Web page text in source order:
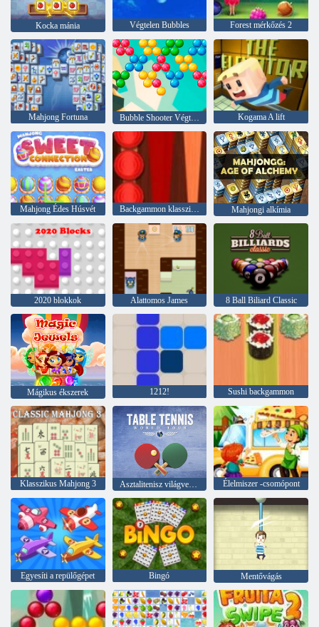
Kocka mánia Végtelen Bubbles Forest mérkőzés 2
Mahjong Fortuna Bubble Shooter Végtelen Kogama A lift
Mahjong Édes Húsvét Backgammon klasszikus Mahjongi alkímia
2020 blokkok Alattomos James 8 Ball Biliard Classic
Mágikus ékszerek 1212! Sushi backgammon
Klasszikus Mahjong 3 Asztalitenisz világverseny Élelmiszer -csomópont
Egyesíti a repülőgépet Bingó Mentővágás